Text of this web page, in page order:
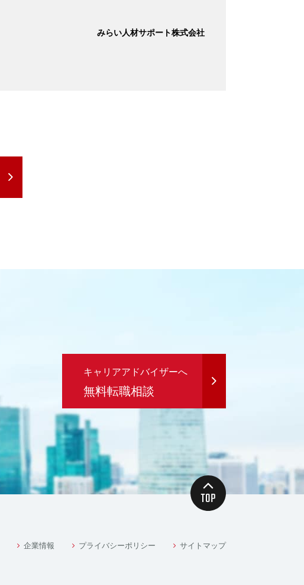
みらい人材サポート株式会社
キャリアアドバイザーへ
無料転職相談
企業情報 プライバシーポリシー サイトマップ